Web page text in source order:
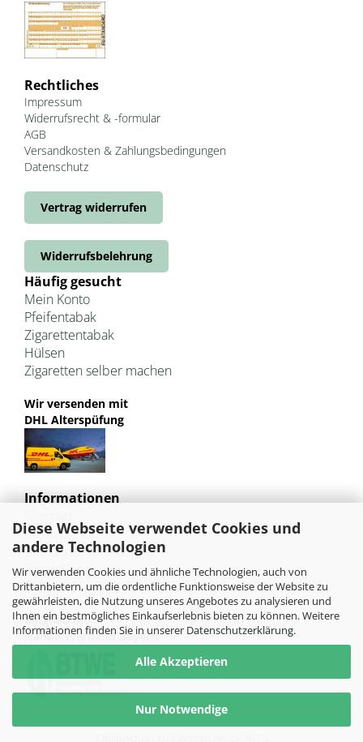
Diese Webseite verwendet Cookies und
andere Technologien
Wir verwenden Cookies und ähnliche Technologien, auch von
Drittanbietern, um die ordentliche Funktionsweise der Website zu
gewährleisten, die Nutzung unseres Angebotes zu analysieren und
Ihnen ein bestmögliches Einkaufserlebnis bieten zu können. Weitere
Informationen finden Sie in unserer Datenschutzerklärung.
Alle Akzeptieren
Nur Notwendige
Rechtliches
Impressum
Widerrufsrecht & -formular
AGB
Versandkosten & Zahlungsbedingungen
Datenschutz
Vertrag widerrufen
Widerrufsbelehrung
Häufig gesucht
Mein Konto
Pfeifentabak
Zigarettentabak
Hülsen
Zigaretten selber machen
Wir versenden mit
DHL Alterspüfung
Informationen
Jugendschutz
Bild und Markenrechte
Tabak Pedia
Weiterleitung von HU-Tobacco
Mitglied im
Handelsverband Bayern